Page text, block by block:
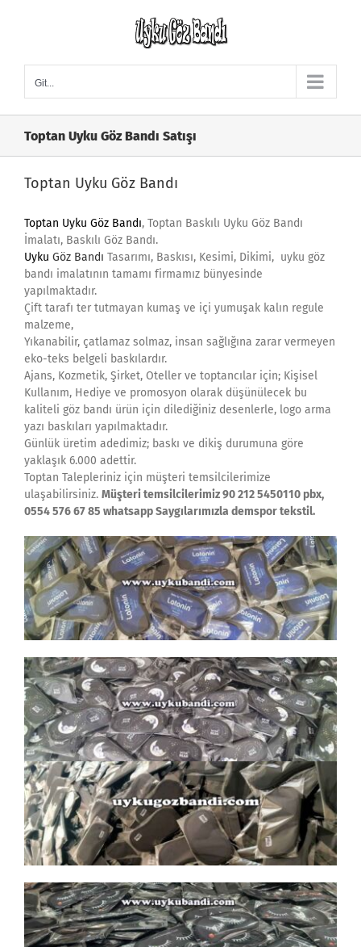
Git...
Toptan Uyku Göz Bandı Satışı
Toptan Uyku Göz Bandı
Toptan Uyku Göz Bandı, Toptan Baskılı Uyku Göz Bandı
İmalatı, Baskılı Göz Bandı.
Uyku Göz Bandı Tasarımı, Baskısı, Kesimi, Dikimi, uyku göz
bandı imalatının tamamı firmamız bünyesinde
yapılmaktadır.
Çift tarafı ter tutmayan kumaş ve içi yumuşak kalın regule
malzeme,
Yıkanabilir, çatlamaz solmaz, insan sağlığına zarar vermeyen
eko-teks belgeli baskılardır.
Ajans, Kozmetik, Şirket, Oteller ve toptancılar için; Kişisel
Kullanım, Hediye ve promosyon olarak düşünülecek bu
kaliteli göz bandı ürün için dilediğiniz desenlerle, logo arma
yazı baskıları yapılmaktadır.
Günlük üretim adedimiz; baskı ve dikiş durumuna göre
yaklaşık 6.000 adettir.
Toptan Talepleriniz için müşteri temsilcilerimize
ulaşabilirsiniz. Müşteri temsilcilerimiz 90 212 5450110 pbx,
0554 576 67 85 whatsapp Saygılarımızla demspor tekstil.